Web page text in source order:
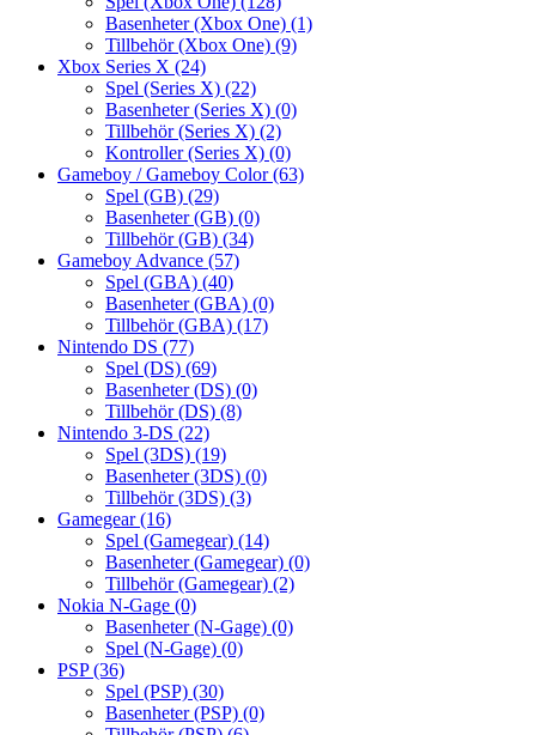
Basenheter (Xbox One) (1)
Tillbehör (Xbox One) (9)
Xbox Series X (24)
Spel (Series X) (22)
Basenheter (Series X) (0)
Tillbehör (Series X) (2)
Kontroller (Series X) (0)
Gameboy / Gameboy Color(63)
Spel (GB) (29)
Basenheter (GB) (0)
Tillbehör (GB) (34)
Gameboy Advance (57)
Spel (GBA) (40)
Basenheter (GBA) (0)
Tillbehör (GBA) (17)
Nintendo DS (77)
Spel (DS) (69)
Basenheter (DS) (0)
Tillbehör (DS) (8)
Nintendo 3-DS (22)
Spel (3DS) (19)
Basenheter (3DS) (0)
Tillbehör (3DS) (3)
Gamegear(16)
Spel (Gamegear) (14)
Basenheter (Gamegear) (0)
Tillbehör (Gamegear) (2)
Nokia N-Gage (0)
Basenheter (N-Gage) (0)
Spel (N-Gage) (0)
PSP(36)
Spel (PSP) (30)
Basenheter (PSP) (0)